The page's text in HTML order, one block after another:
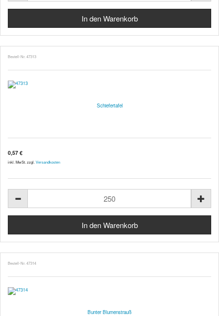
Bestell-Nr. 47313
Schiefertafel
0,57 €
inkl. MwSt. zzgl. Versandkosten
Bestell-Nr. 47314
Bunter Blumenstrauß